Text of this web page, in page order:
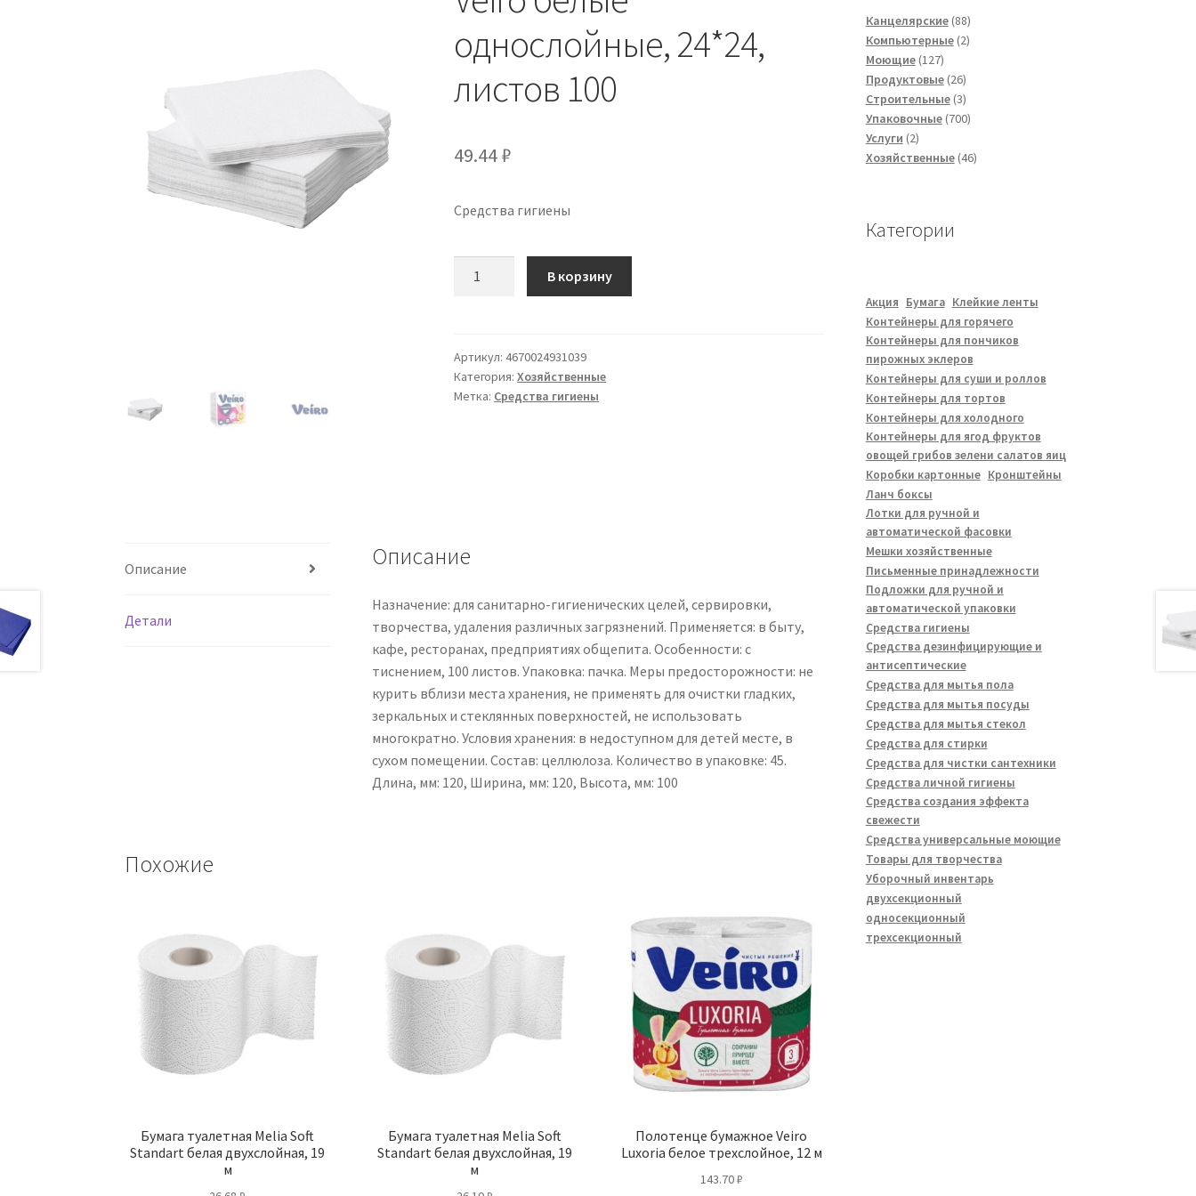
однослойные, 24*24,
листов 100
49.44₽
Средства гигиены
Veiro
белые
однослойные,
В корзину
Артикул:4670024931039
Категория:Хозяйственные
Метка: Средства гигиены
Описание
Детали
Описание
Назначение: для санитарно-гигиенических целей, сервировки,
творчества, удаления различных загрязнений. Применяется: в быту,
кафе, ресторанах, предприятиях общепита. Особенности: с
тиснением, 100 листов. Упаковка: пачка. Меры предосторожности: не
курить вблизи места хранения, не применять для очистки гладких,
зеркальных и стеклянных поверхностей, не использовать
многократно. Условия хранения: в недоступном для детей месте, в
сухом помещении. Состав: целлюлоза. Количество в упаковке: 45.
Длина, мм: 120, Ширина, мм: 120, Высота, мм: 100
Похожие
Бумага туалетная Melia Soft
Standart белая двухслойная, 19
м
Бумага туалетная Melia Soft
Standart белая двухслойная, 19
м
Полотенце бумажное Veiro
Luxoria белое трехслойное, 12 м
143.70₽
Канцелярские 8888
товаров
Компьютерные 22
Моющие 127127
товаров
Продуктовые 2626
товаров
Строительные 33
товара
Упаковочные 700700
Услуги 22
товара
Хозяйственные 4646
Категории
Акция Бумага Клейкие ленты
Контейнеры для горячего
Контейнеры для пончиков
пирожных эклеров
Контейнеры для суши и роллов
Контейнеры для тортов
Контейнеры для холодного
Контейнеры для ягод фруктов
овощей грибов зелени салатов яиц
Коробки картонные Кронштейны
Ланч боксы
Лотки для ручной и
автоматической фасовки
Мешки хозяйственные
Письменные принадлежности
Подложки для ручной и
автоматической упаковки
Средства гигиены
Средства дезинфицирующие и
антисептические
Средства для мытья пола
Средства для мытья посуды
Средства для мытья стекол
Средства для стирки
Средства для чистки сантехники
Средства личной гигиены
Средства создания эффекта
свежести
Средства универсальные моющие
Товары для творчества
Уборочный инвентарь
двухсекционный
односекционный
трехсекционный